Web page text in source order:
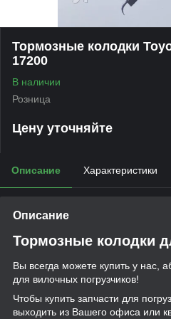
Тормозные колодки
17200
В наличии
Розница
Цену уточняйте
Описание Характеристики
Описание
Тормозные колодки
Вы всегда можете купить у нас,
для вилочных погрузчиков!
Чтобы купить запчасти для
выходить из Вашего офиса или